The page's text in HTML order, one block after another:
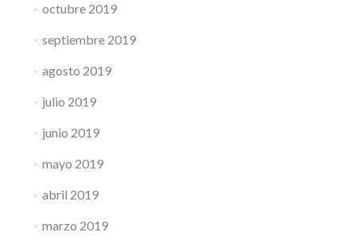
octubre 2019
septiembre 2019
agosto 2019
julio 2019
junio 2019
mayo 2019
abril 2019
marzo 2019